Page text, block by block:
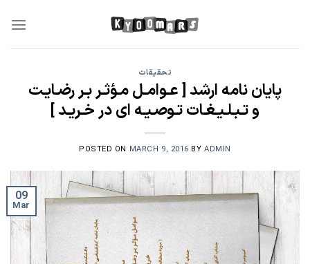
تحقیقات
پایان نامه ارشد [ عـوامـل مـؤثـر بـر رضـایـت
و تـبـلـیـغـات تـوصـیـه ای در خـریـد ]
POSTED ON MARCH 9, 2016 BYADMIN
09
Mar